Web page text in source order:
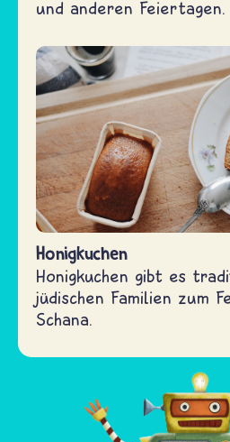
und anderen Feiertagen.
Honigkuchen
Honigkuchen gibt es
jüdischen Familien zum
Schana.